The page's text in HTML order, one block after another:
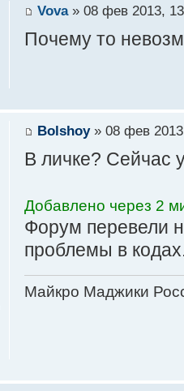
Vova» 08 фев 2013,
Почему то
Bolshoy» 08 фев
В личке? Сейчас
Добавлено через 2
Форум перевели
проблемы в
Майкро Маджики